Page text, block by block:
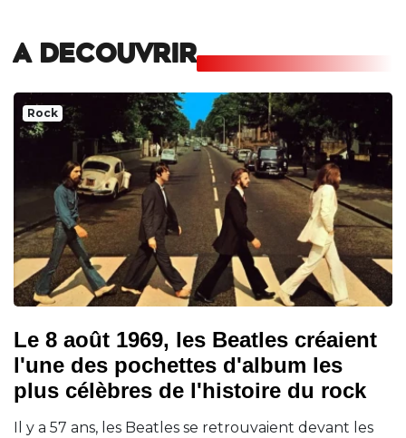
A DECOUVRIR
Rock
Le 8 août 1969, les Beatles créaient
l'une des pochettes d'album les
plus célèbres de l'histoire du rock
Il y a 57 ans, les Beatles se retrouvaient devant les